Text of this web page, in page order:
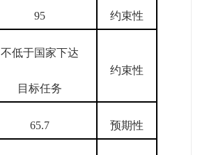
95 约束性
不低于国家下达
目标任务
约束性
65.7 预期性